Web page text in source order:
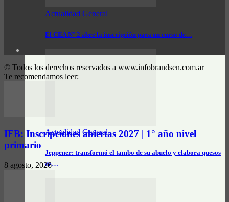
Actualidad General
El CEA N° 2 abre la inscripción para un curso de…
Actualidad General
Jeppener: transformó el tambo de su abuelo y elabora quesos
de…
© Todos los derechos reservados a www.infobrandsen.com.ar
Te recomendamos leer:
IFB: Inscripciones abiertas 2027 | 1° año nivel
primario
8 agosto, 2026